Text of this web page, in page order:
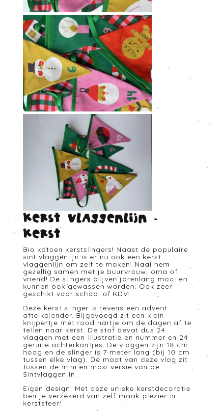
Kerst vlaggenlijn -
Kerst
Bio katoen kerstslingers! Naast de populaire
sint vlaggenlijn is er nu ook een kerst
vlaggenlijn om zelf te maken! Naai hem
gezellig samen met je buurvrouw, oma of
vriend! De slingers blijven jarenlang mooi en
kunnen ook gewassen worden. Ook zeer
geschikt voor school of KDV!
Deze kerst slinger is tevens een advent
aftelkalender. Bijgevoegd zit een klein
knijpertje met rood hartje om de dagen af te
tellen naar kerst. De stof bevat dus 24
vlaggen met een illustratie en nummer en 24
geruite achterkantjes. De vlaggen zijn 18 cm
hoog en de slinger is 7 meter lang (bij 10 cm
tussen elke vlag). De maat van deze vlag zit
tussen de mini en maxi versie van de
Sintvlaggen in.
Eigen design! Met deze unieke kerstdecoratie
ben je verzekerd van zelf-maak-plezier in
kerstsfeer!